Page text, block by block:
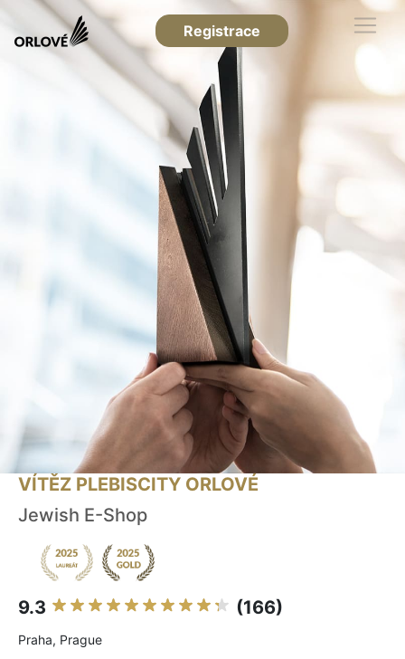
Registrace
VÍTĚZ PLEBISCITY ORLOVÉ
Jewish E-Shop
9.3 (166)
Praha, Prague